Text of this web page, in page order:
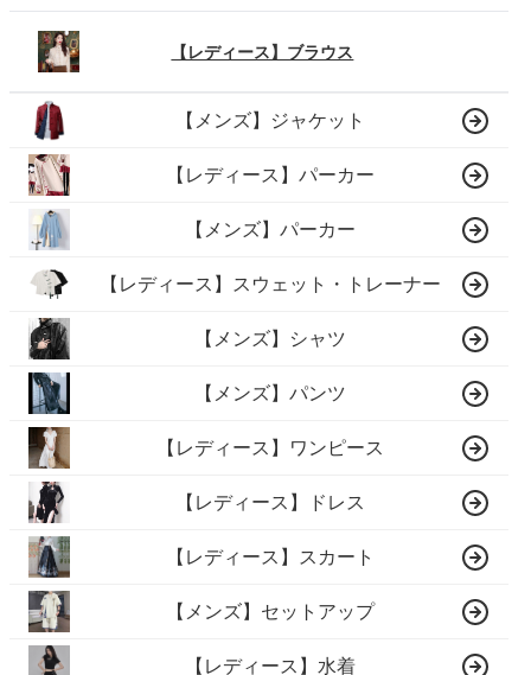
【レディース】ブラウス
【メンズ】ジャケット
【レディース】パーカー
【メンズ】パーカー
【レディース】スウェット・トレーナー
【メンズ】シャツ
【メンズ】パンツ
【レディース】ワンピース
【レディース】ドレス
【レディース】スカート
【メンズ】セットアップ
【レディース】水着